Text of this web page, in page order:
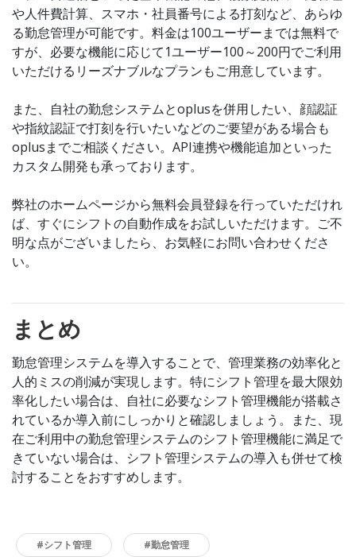
や人件費計算、スマホ・社員番号による打刻など、あらゆ
る勤怠管理が可能です。料金は100ユーザーまでは無料で
すが、必要な機能に応じて1ユーザー100～200円でご利用
いただけるリーズナブルなプランもご用意しています。
また、自社の勤怠システムとoplusを併用したい、顔認証
や指紋認証で打刻を行いたいなどのご要望がある場合も
oplusまでご相談ください。API連携や機能追加といった
カスタム開発も承っております。
弊社のホームページから無料会員登録を行っていただけれ
ば、すぐにシフトの自動作成をお試しいただけます。ご不
明な点がございましたら、お気軽にお問い合わせくださ
い。
まとめ
勤怠管理システムを導入することで、管理業務の効率化と
人的ミスの削減が実現します。特にシフト管理を最大限効
率化したい場合は、自社に必要なシフト管理機能が搭載さ
れているか導入前にしっかりと確認しましょう。また、現
在ご利用中の勤怠管理システムのシフト管理機能に満足で
きていない場合は、シフト管理システムの導入も併せて検
討することをおすすめします。
#シフト管理 #勤怠管理